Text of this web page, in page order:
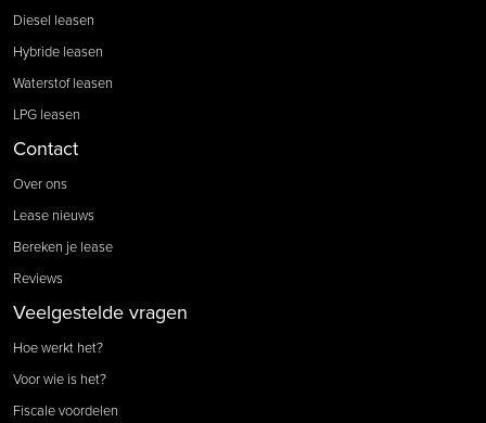
Diesel leasen
Hybride leasen
Waterstof leasen
LPG leasen
Contact
Over ons
Lease nieuws
Bereken je lease
Reviews
Veelgestelde vragen
Hoe werkt het?
Voor wie is het?
Fiscale voordelen